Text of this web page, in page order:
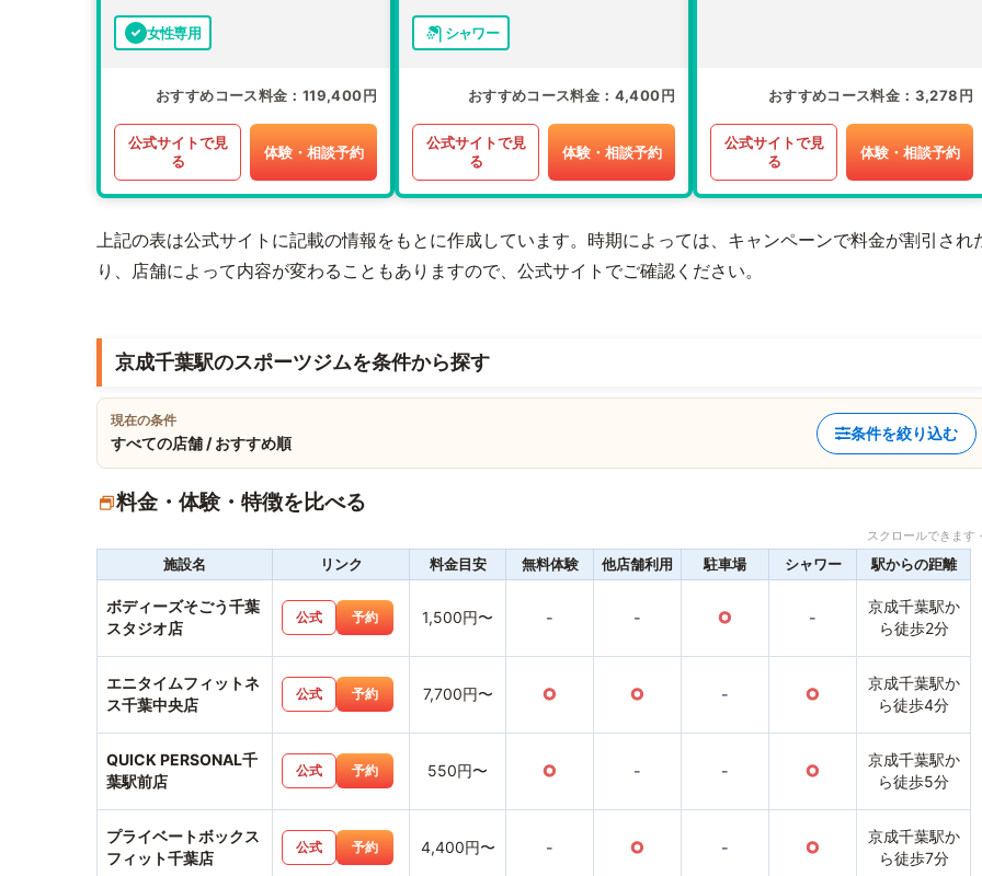
女性専用
おすすめコース料金 119,400円
公式サイトで見
る
体験・相談予約
シャワー
おすすめコース料金 4,400円
公式サイトで見
る
体験・相談予約
おすすめコース料金 3,278円
公式サイトで見
る
体験・相談予約
上記の表は公式サイトに記載の情報をもとに作成しています。時期によっては、キャンペーンで料金が割引され
り、店舗によって内容が変わることもありますので、公式サイトでご確認ください。
京成千葉駅のスポーツジムを条件から探す
現在の条件
すべての店舗 / おすすめ順
条件を絞り込む
料金・体験・特徴を比べる
スクロールできま
施設名 リンク 料金目安 無料体験 他店舗利用 駐車場 シャワー 駅からの距離
ボディーズそごう千葉
スタジオ店
公式 予約 1,500円〜 - - ○ -
京成千葉駅か
ら徒歩2分
エニタイムフィットネ
ス千葉中央店
公式 予約 7,700円〜 ○ ○ - ○
京成千葉駅か
ら徒歩4分
QUICK PERSONAL千
葉駅前店
公式 予約 550円〜 ○ - - ○
京成千葉駅か
ら徒歩5分
プライベートボックス
フィット千葉店
公式 予約 4,400円〜 - ○ - ○
京成千葉駅か
ら徒歩7分